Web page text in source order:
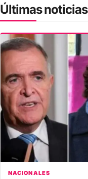
Últimas noticias
NACIONALES